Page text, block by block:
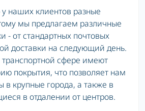
наших клиентов разные
мы предлагаем различные
- от стандартных почтовых
доставки на следующий день.
сфере имеют
покрытия, что позволяет нам
в крупные города, а также в
в отдалении от центров.